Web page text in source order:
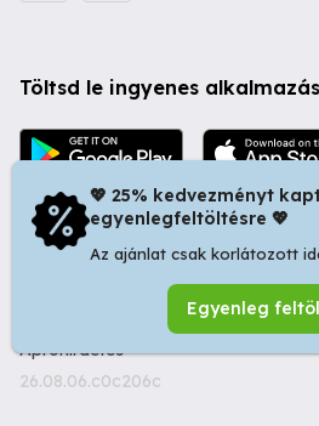
Töltsd le ingyenes
© 2026 Startapró S.R.L. | Bulevardul
410346, Romania | Tax ID:
Apróhirdetés
26.08.06.c0c206c
💖 25% kedvezményt
egyenlegfeltöltésre 💖
Az ajánlat csak korlátozott
Egyenleg